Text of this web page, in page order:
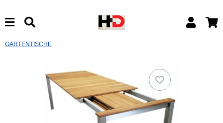
GARTENTISCHE